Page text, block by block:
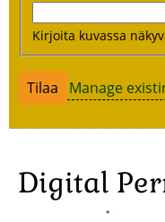
Kirjoita kuvassa
Manage
Digital